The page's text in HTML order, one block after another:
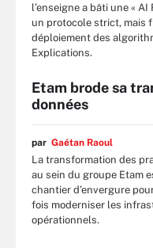
l’enseigne a bâti une «
un protocole strict, mais
déploiement des
Explications.
Etam brode sa
données
par Gaétan Raoul
La transformation des
au sein du groupe Etam
chantier d’envergure
fois moderniser les
opérationnels.